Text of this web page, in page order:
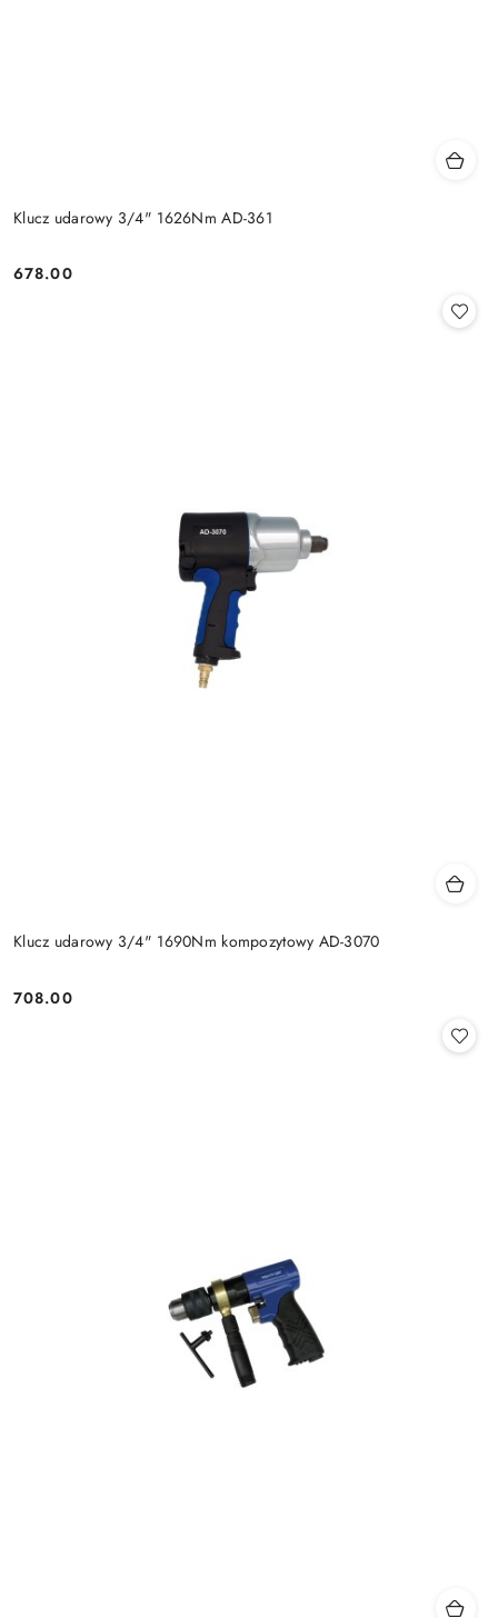
Klucz udarowy 3/4" 1626Nm AD-361
Cena:
678.00
Klucz udarowy 3/4" 1690Nm kompozytowy AD-3070
Cena:
708.00